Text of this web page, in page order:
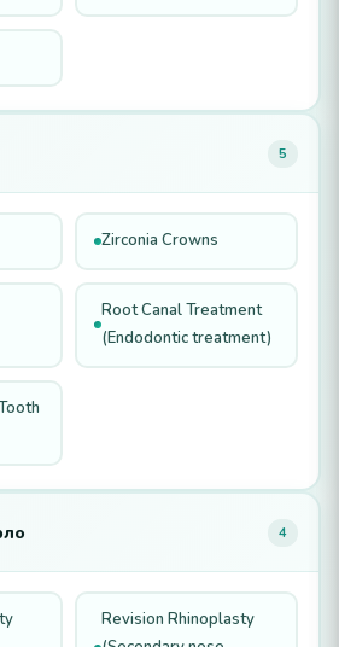
5
Zirconia Crowns
Root Canal Treatment
(Endodontic treatment)
4
Revision Rhinoplasty